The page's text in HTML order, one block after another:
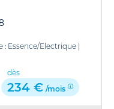
: Essence/Electrique |
dès
234 € /mois